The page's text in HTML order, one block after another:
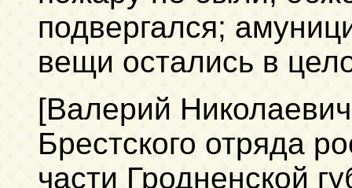
подвергался;
вещи остались в
[Валерий
Брестского отряда
части Гродненской